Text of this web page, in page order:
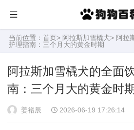
当前位置： 首页> 阿拉斯加雪橇犬> 阿拉
护理指南：三个月大的黄金时期
阿拉斯加雪橇犬的全面
南：三个月大的黄金时期
姜裕辰 2026-06-19 17:26:14